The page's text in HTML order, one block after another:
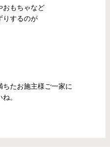
おもちゃなど
りするのが
たお施主様ご一家に
。